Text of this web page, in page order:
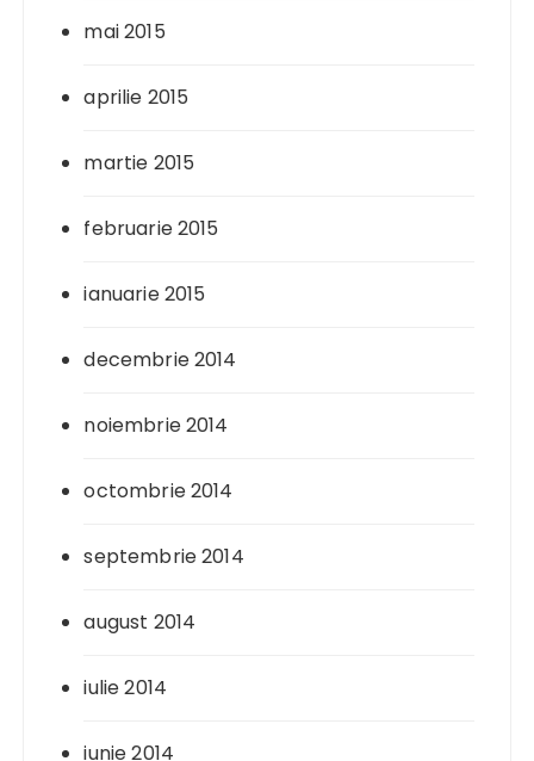
mai 2015
aprilie 2015
martie 2015
februarie 2015
ianuarie 2015
decembrie 2014
noiembrie 2014
octombrie 2014
septembrie 2014
august 2014
iulie 2014
iunie 2014